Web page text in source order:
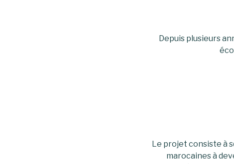
Depuis plusieurs
Le projet consiste à
marocaines à